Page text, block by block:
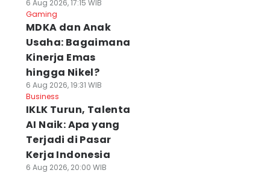
6 Aug 2026, 17:15 WIB
Gaming
MDKA dan Anak
Usaha: Bagaimana
Kinerja Emas
hingga Nikel?
6 Aug 2026, 19:31 WIB
Business
IKLK Turun, Talenta
AI Naik: Apa yang
Terjadi di Pasar
Kerja Indonesia
6 Aug 2026, 20:00 WIB